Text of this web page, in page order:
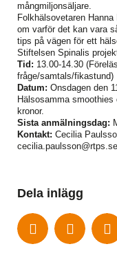
mångmiljonsäljare.
Folkhälsovetaren
om varför det kan vara
tips på vägen för ett
Stiftelsen Spinalis
Tid: 13.00-14.30
fråge/samtals/fikastund)
Datum: Onsdagen den
Hälsosamma
kronor.
Sista anmälningsdag:
Kontakt: Cecilia
cecilia.paulsson@rtps.se
Dela inlägg